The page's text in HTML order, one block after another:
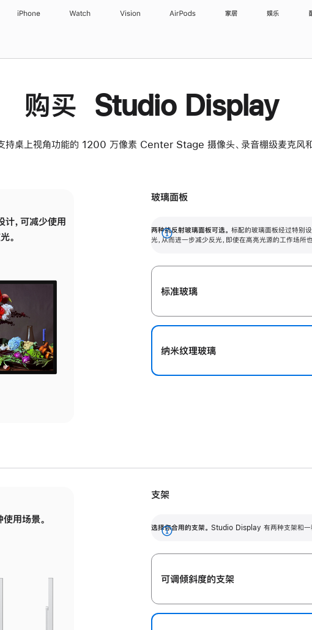
iPhone Watch Vision AirPods 家居 娱乐
购买 Studio Display
持桌上视角功能的 1200 万像素 Center Stage 摄像头、录音棚级麦克风和
，可减少使用
。
有高亮光源的场所使用，也能保持出色画质。
玻璃面板
两种抗反射玻璃面板可选。 标配的玻璃面板经过特别
光，从而进一步减少反光，即使在高亮光源的工作场所
展
标准玻璃
纳米纹理玻璃
用场景。
调节范围。
支架
选择你合用的支架。 Studio Display 有两种支架和一
展
开
可调倾斜度的支架